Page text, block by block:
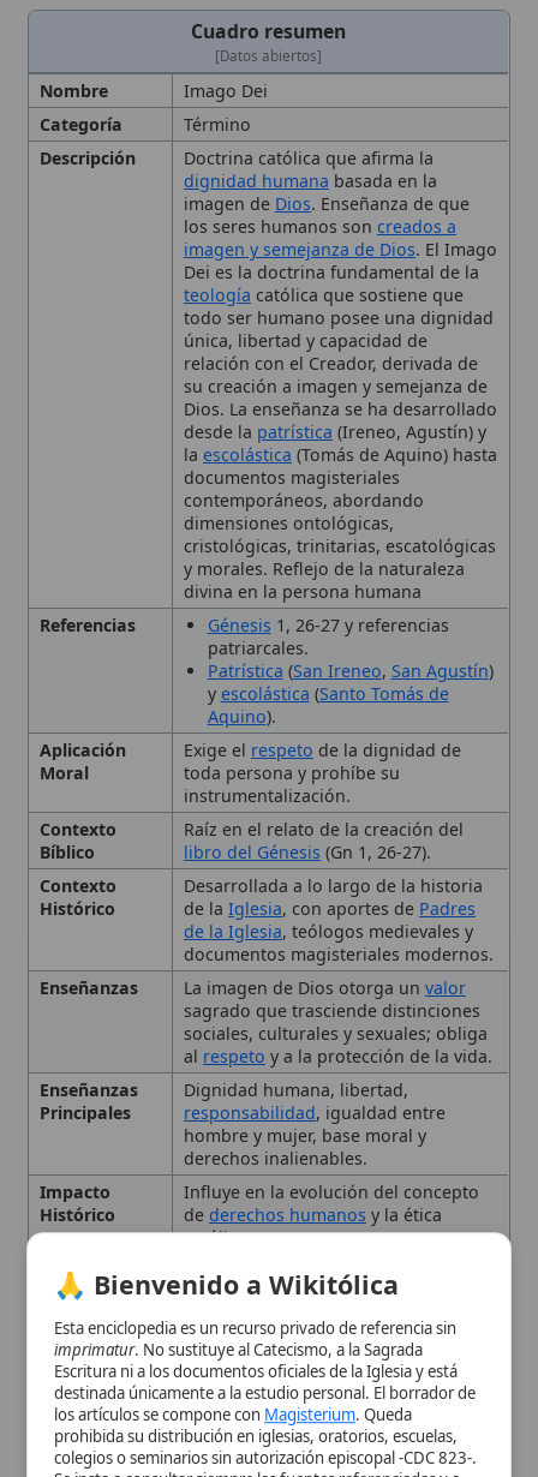
Término
Doctrina católica que afirma la
dignidad humana
imagen deDios. Enseñanza de que
los seres humanos son
imagen y semejanza de Dios. El Imago
Dei es la doctrina fundamental de la
teologíacatólica que sostiene que
todo ser humano posee una dignidad
única, libertad y capacidad de
relación con el Creador, derivada de
su creación a imagen y semejanza de
Dios. La enseñanza se ha desarrollado
desde lapatrística(Ireneo, Agustín) y
escolástica (Tomás de Aquino) hasta
documentos magisteriales
contemporáneos, abordando
dimensiones ontológicas,
cristológicas, trinitarias, escatológicas
y morales. Reflejo de la naturaleza
divina en la persona humana
Génesis1, 26-27 y referencias
patriarcales.
Patrística(San Ireneo,San Agustín
yescolástica(Santo Tomás de
Aquino ).
Moral
Exige elrespetode la dignidad de
toda persona y prohíbe su
instrumentalización.
Raíz en el relato de la creación del
libro del Génesis(Gn 1, 26-27).
Histórico
Desarrollada a lo largo de la historia
de laIglesia, con aportes dePadres
de la Iglesia, teólogos medievales y
documentos magisteriales modernos.
Enseñanzas
La imagen de Dios otorga unvalor
sagrado que trasciende distinciones
sociales, culturales y sexuales; obliga
respetoy a la protección de la vida.
Enseñanzas Dignidad humana, libertad,
responsabilidad , igualdad entre
hombre y mujer, base moral y
derechos inalienables.
Influye en la evolución del concepto
dederechos humanosy la ética
católica.
Importancia
Eclesial
Base de laantropología cristianay del
principio moral que sustenta la
doctrina social de la Iglesia.
Distinción de Ireneo entre “imagen”
(participación ontológica) y
“semejanza” (transformación moral);
desarrollo agustino de la trinitariedad
delalmahumana.
Fundamentos Bíblicos y
Patrísticos
Dimensiones Teológicas del
Imago Dei
🙏 Bienvenido a Wikitólica
Esta enciclopedia es un recurso privado de referencia sin
. No sustituye al Catecismo, a la Sagrada
Escritura ni a los documentos oficiales de la Iglesia y está
destinada únicamente a la estudio personal. El borrador de
los artículos se compone con
Magisterium
prohibida su distribución en iglesias, oratorios, escuelas,
colaborar en la perfección de los artículos mediante el uso
del menú superior. Entrando a la enciclopedia confirma que
ha leído y acepta expresamente lapolítica de privacidady el
aviso legal.
Aceptar y Entrar